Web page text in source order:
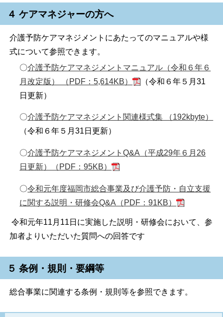
４ ケアマネジャーの方へ
介護予防ケアマネジメントにあたってのマニュアルや様
式について参照できます。
〇介護予防ケアマネジメントマニュアル（令和６年６
月改定版） （PDF：5,614KB）
（令和６年５月31
日更新）
〇介護予防ケアマネジメント関連様式集 （192kbyte）
（令和６年５月31日更新）
〇介護予防ケアマネジメントQ&A（平成29年６月26
日更新）（PDF：95KB）
〇令和元年度福岡市総合事業及び介護予防・自立支援
に関する説明・研修会Q&A（PDF：91KB）
令和元年11月11日に実施した説明・研修会において、参
加者よりいただいた質問への回答です
５ 条例・規則・要綱等
総合事業に関連する条例・規則等を参照できます。